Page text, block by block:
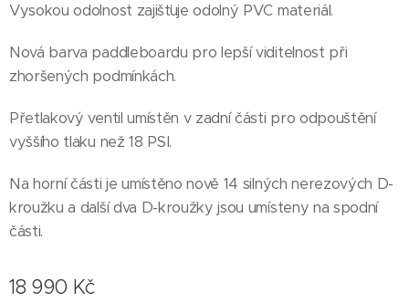
Vysokou odolnost zajišťuje odolný PVC materiál.
Nová barva paddleboardu pro lepší viditelnost při
zhoršených podmínkách.
Přetlakový ventil umístěn v zadní části pro odpouštění
vyššího tlaku než 18 PSI.
Na horní části je umístěno nově 14 silných nerezových D-
kroužku a další dva D-kroužky jsou umísteny na spodní
části.
18 990 Kč